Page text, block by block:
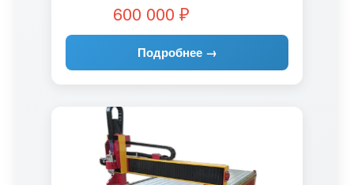
600 000 ₽
Подробнее →